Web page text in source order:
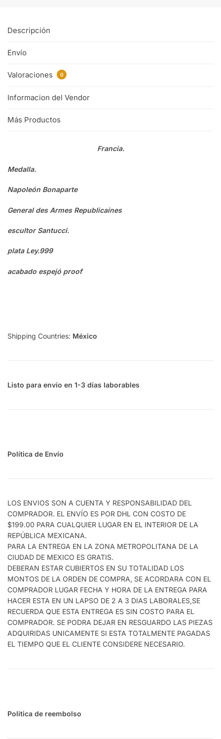
Descripción
Envío
Valoraciones 0
Informacion del Vendor
Más Productos
Francia.
Medalla.
Napoleón Bonaparte
General des Armes Republicaines
escultor Santucci.
plata Ley.999
acabado espejó proof
Shipping Countries: México
Listo para envío en 1-3 días laborables
Política de Envío
LOS ENVIOS SON A CUENTA Y RESPONSABILIDAD DEL
COMPRADOR. EL ENVÍO ES POR DHL CON COSTO DE
$199.00 PARA CUALQUIER LUGAR EN EL INTERIOR DE LA
REPÚBLICA MEXICANA.
PARA LA ENTREGA EN LA ZONA METROPOLITANA DE LA
CIUDAD DE MEXICO ES GRATIS.
DEBERAN ESTAR CUBIERTOS EN SU TOTALIDAD LOS
MONTOS DE LA ORDEN DE COMPRA, SE ACORDARA CON EL
COMPRADOR LUGAR FECHA Y HORA DE LA ENTREGA PARA
HACER ESTA EN UN LAPSO DE 2 A 3 DIAS LABORALES,SE
RECUERDA QUE ESTA ENTREGA ES SIN COSTO PARA EL
COMPRADOR. SE PODRA DEJAR EN RESGUARDO LAS PIEZAS
ADQUIRIDAS UNICAMENTE SI ESTA TOTALMENTE PAGADAS
EL TIEMPO QUE EL CLIENTE CONSIDERE NECESARIO.
Politica de reembolso